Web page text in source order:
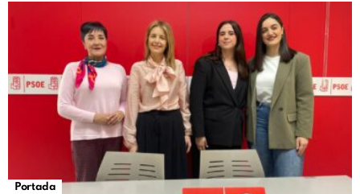
Portada